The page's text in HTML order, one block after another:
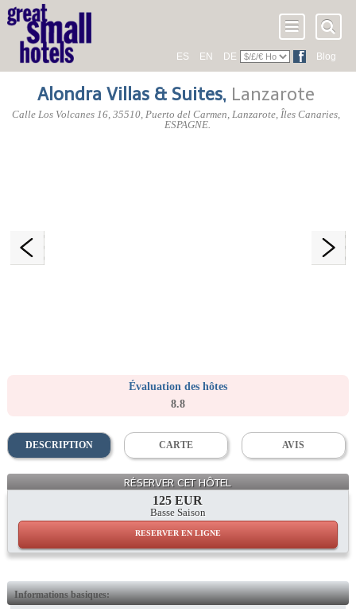
ES EN DE Blog
Alondra Villas & Suites, Lanzarote
Calle Los Volcanes 16,35510, Puerto del Carmen,Lanzarote,Îles Canaries,
ESPAGNE.
Évaluation des hôtes
8.8
DESCRIPTION CARTE AVIS
RÉSERVER CET HÔTEL
125 EUR
Basse Saison
RESERVER EN LIGNE
Informations basiques: